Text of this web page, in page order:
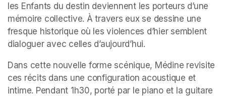
les Enfants du destin deviennent les porteurs d’une
mémoire collective. À travers eux se dessine une
fresque historique où les violences d’hier semblent
dialoguer avec celles d’aujourd’hui.
Dans cette nouvelle forme scénique, Médine revisite
ces récits dans une configuration acoustique et
intime. Pendant 1h30, porté par le piano et la guitare